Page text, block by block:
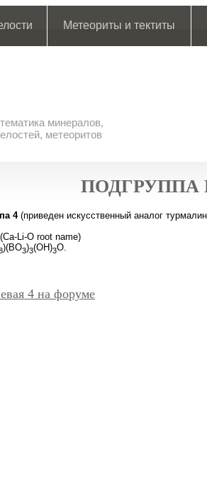
Метеориты и тектиты
минералов,
метеоритов
ПОДГРУППА
4(приведен искусственный аналог
(Ca-Li-O root name)
)(BO3)3(OH)3O.
4 на форуме